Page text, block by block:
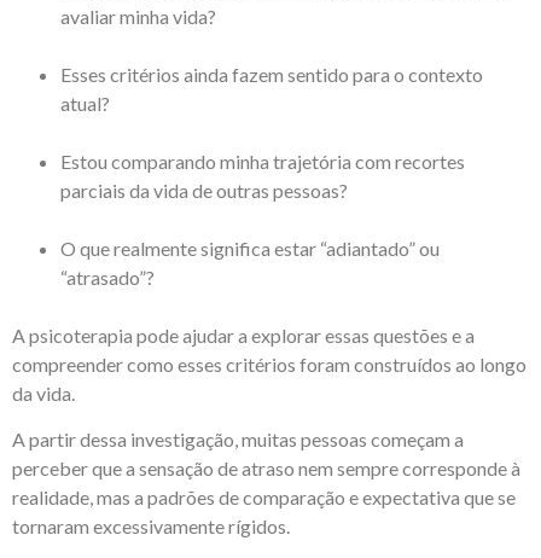
avaliar minha vida?
Esses critérios ainda fazem sentido para o contexto
atual?
Estou comparando minha trajetória com recortes
parciais da vida de outras pessoas?
O que realmente significa estar “adiantado” ou
“atrasado”?
A psicoterapia pode ajudar a explorar essas questões e a
compreender como esses critérios foram construídos ao longo
da vida.
A partir dessa investigação, muitas pessoas começam a
perceber que a sensação de atraso nem sempre corresponde à
realidade, mas a padrões de comparação e expectativa que se
tornaram excessivamente rígidos.